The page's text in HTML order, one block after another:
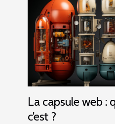
La capsule web :
c’est ?